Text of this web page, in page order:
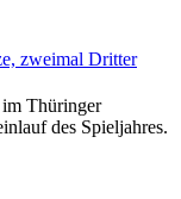
zweimal Dritter
Thüringer
des Spieljahres.